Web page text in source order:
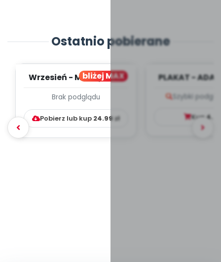
Ostatnio pobierane
bliżej MAX
Wrzesień - MIESIĘCZNY
WYCHOWAWCZO –
DYDAKTYC...
Brak podglądu
Pobierz lub kup 24.99zł
PLAKAT -
Szybki
Kup